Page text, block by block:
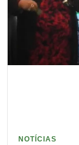
NOTÍCIAS